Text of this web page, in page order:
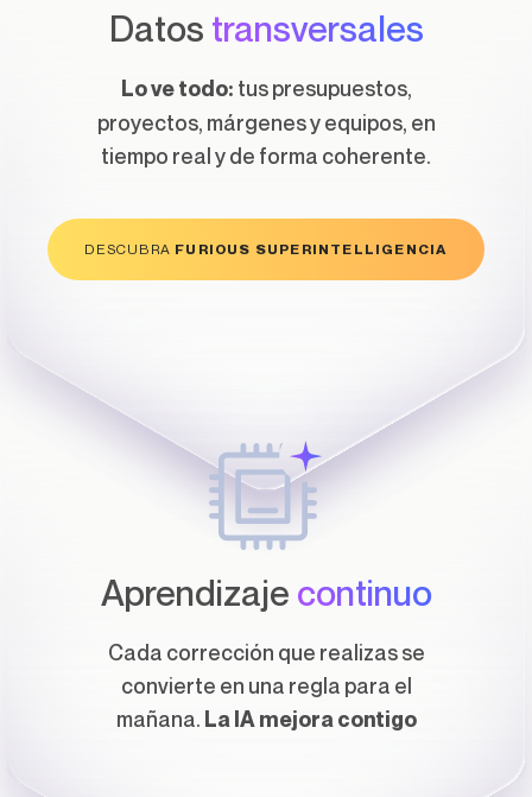
Datos transversales
Lo ve todo: tus presupuestos,
proyectos, márgenes y equipos, en
tiempo real y de forma coherente.
DESCUBRA FURIOUS SUPERINTELLIGENCIA
Aprendizaje continuo
Cada corrección que realizas se
convierte en una regla para el
mañana. La IA mejora contigo